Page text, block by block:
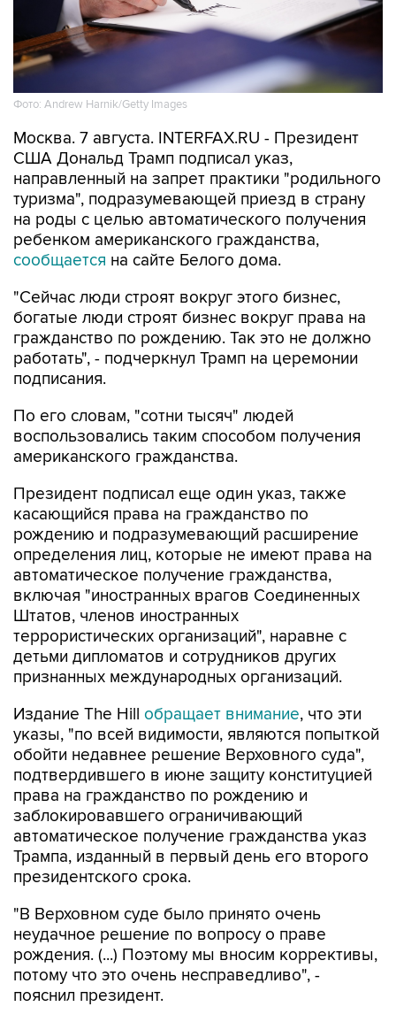
Фото: Andrew Harnik/Getty Images
Москва. 7 августа. INTERFAX.RU - Президент
США Дональд Трамп подписал указ,
направленный на запрет практики "родильного
туризма", подразумевающей приезд в страну
на роды с целью автоматического получения
ребенком американского гражданства,
сообщается на сайте Белого дома.
"Сейчас люди строят вокруг этого бизнес,
богатые люди строят бизнес вокруг права на
гражданство по рождению. Так это не должно
работать", - подчеркнул Трамп на церемонии
подписания.
По его словам, "сотни тысяч" людей
воспользовались таким способом получения
американского гражданства.
Президент подписал еще один указ, также
касающийся права на гражданство по
рождению и подразумевающий расширение
определения лиц, которые не имеют права на
автоматическое получение гражданства,
включая "иностранных врагов Соединенных
Штатов, членов иностранных
террористических организаций", наравне с
детьми дипломатов и сотрудников других
признанных международных организаций.
Издание The Hill обращает внимание, что эти
указы, "по всей видимости, являются попыткой
обойти недавнее решение Верховного суда",
подтвердившего в июне защиту конституцией
права на гражданство по рождению и
заблокировавшего ограничивающий
автоматическое получение гражданства указ
Трампа, изданный в первый день его второго
президентского срока.
"В Верховном суде было принято очень
неудачное решение по вопросу о праве
рождения. (...) Поэтому мы вносим коррективы,
потому что это очень несправедливо", -
пояснил президент.